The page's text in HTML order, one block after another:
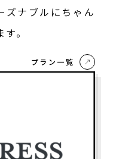
ズナブルにちゃん
。
プラン一覧